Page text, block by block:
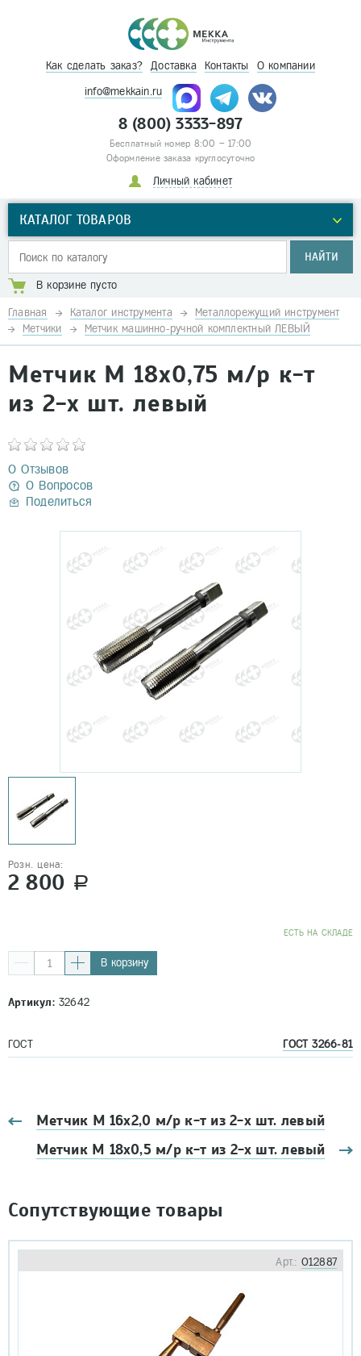
Как сделать заказ? Доставка Контакты О компании
info@mekkain.ru
8 (800) 3333-897
Бесплатный номер 8:00 – 17:00
Оформление заказа круглосуточно
Личный кабинет
КАТАЛОГ ТОВАРОВ
НАЙТИ
В корзине пусто
Главная Каталог инструмента
Металлорежущий инструмент
Метчики
Метчик машинно-ручной комплектный ЛЕВЫЙ
Метчик М 18х0,75 м/р к-т
из 2-х шт. левый
0 Отзывов
0 Вопросов
Поделиться
Розн. цена:
2 800 a
EСТЬ НА СКЛАДЕ
В корзину
Артикул:32642
ГОСТ ГОСТ 3266-81
Метчик М 16х2,0 м/р к-т из 2-х шт. левый
Метчик М 18х0,5 м/р к-т из 2-х шт. левый
Сопутствующие товары
Арт.: 012887